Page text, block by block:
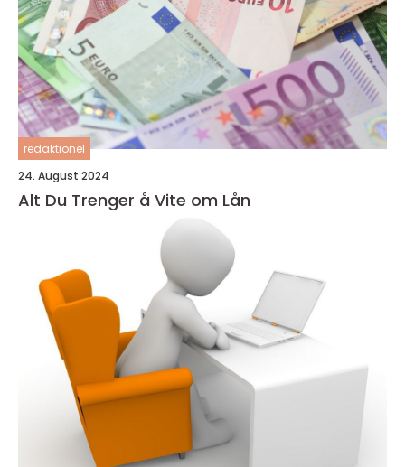
redaktionel
24. August 2024
Alt Du Trenger å Vite om Lån